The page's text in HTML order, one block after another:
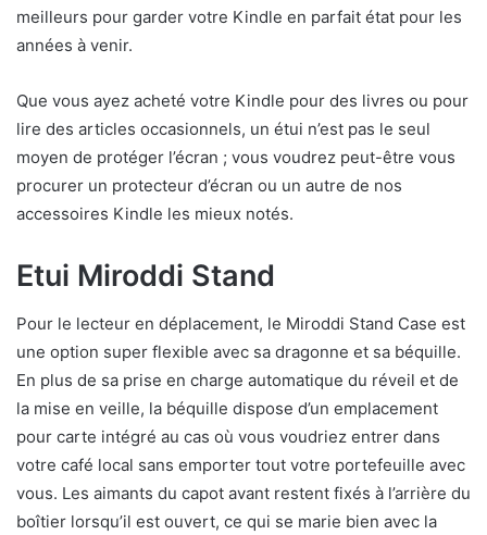
meilleurs pour garder votre Kindle en parfait état pour les
années à venir.
Que vous ayez acheté votre Kindle pour des livres ou pour
lire des articles occasionnels, un étui n’est pas le seul
moyen de protéger l’écran ; vous voudrez peut-être vous
procurer un protecteur d’écran ou un autre de nos
accessoires Kindle les mieux notés.
Etui Miroddi Stand
Pour le lecteur en déplacement, le Miroddi Stand Case est
une option super flexible avec sa dragonne et sa béquille.
En plus de sa prise en charge automatique du réveil et de
la mise en veille, la béquille dispose d’un emplacement
pour carte intégré au cas où vous voudriez entrer dans
votre café local sans emporter tout votre portefeuille avec
vous. Les aimants du capot avant restent fixés à l’arrière du
boîtier lorsqu’il est ouvert, ce qui se marie bien avec la